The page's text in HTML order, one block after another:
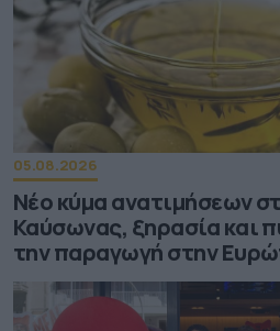
05.08.2026
Νέο κύμα ανατιμήσεων
Καύσωνας, ξηρασία και
την παραγωγή στην